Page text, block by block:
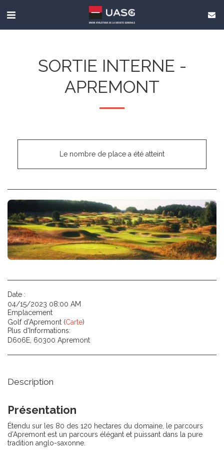
SORTIE INTERNE -
APREMONT
Le nombre de place a été atteint
Date :
04/15/2023 08:00 AM
Emplacement
Golf d'Apremont (Carte)
Plus d'Informations:
D606E, 60300 Apremont
Description
Présentation
Étendu sur les 80 des 120 hectares du domaine, le parcours
d’Apremont est un parcours élégant et puissant dans la pure
tradition anglo-saxonne.